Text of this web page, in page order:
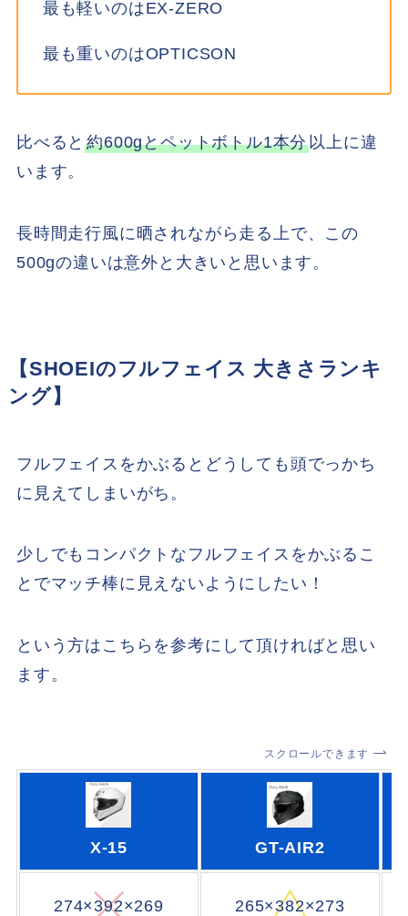
最も軽いのはEX-ZERO
最も重いのはOPTICSON
比べると約600gとペットボトル1本分 以上に違
います。
長時間走行風に晒されながら走る上で、この
500gの違いは意外と大きいと思います。
【SHOEIのフルフェイス 大きさランキ
ング】
フルフェイスをかぶるとどうしても頭でっかち
に見えてしまいがち。
少しでもコンパクトなフルフェイスをかぶるこ
とでマッチ棒に見えないようにしたい！
という方はこちらを参考にして頂ければと思い
ます。
スクロールできます
X-15 GT-AIR2
274×392×269 265×382×273